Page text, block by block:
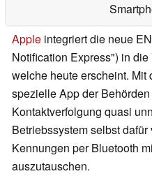
Apple integriert die neue
Notification Express") in die
welche heute erscheint. Mit
spezielle App der
Kontaktverfolgung quasi
Betriebssystem selbst
Kennungen per Bluetooth
auszutauschen.